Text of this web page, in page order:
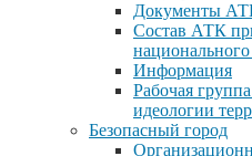
Документы
Состав АТК
Информация
Рабочая
идеологии
Безопасный город